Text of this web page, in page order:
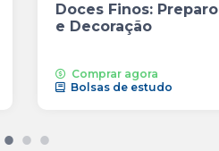
Doces Finos: Preparo
e Decoração
Comprar agora
Bolsas de estudo